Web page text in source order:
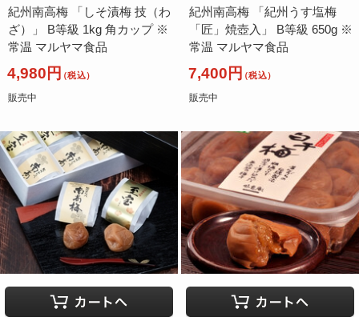
紀州南高梅 「しそ漬梅 技（わ
ざ）」 B等級 1kg 角カップ ※
常温 マルヤマ食品
4,980円（税込）
販売中
紀州南高梅 「紀州うす塩梅
「匠」焼壺入」 B等級 650g ※
常温 マルヤマ食品
7,400円（税込）
販売中